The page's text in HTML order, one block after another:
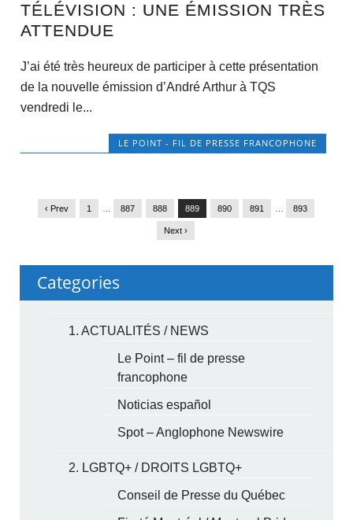
TÉLÉVISION : UNE ÉMISSION TRÈS
ATTENDUE
J’ai été très heureux de participer à cette présentation
de la nouvelle émission d’André Arthur à TQS
vendredi le...
LE POINT - FIL DE PRESSE FRANCOPHONE
‹ Prev 1 887 888 889 890 891 893
Next ›
Categories
1. ACTUALITÉS / NEWS
Le Point – fil de presse
francophone
Noticias español
Spot – Anglophone Newswire
2. LGBTQ+ / DROITS LGBTQ+
Conseil de Presse du Québec